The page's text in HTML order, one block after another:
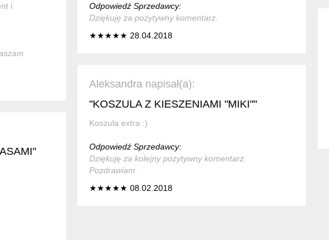
Odpowiedź Sprzedawcy:
Dziękuję za pozytywny komentarz.
★★★★★ 28.04.2018
i
Aleksandra napisał(a):
"KOSZULA Z KIESZENIAMI "MIKI""
Koszula extra :)
Odpowiedź Sprzedawcy:
Dziękuję za kolejny pozytywny komentarz.
Pozdrawiam.
★★★★★ 08.02.2018